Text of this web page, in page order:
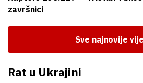
završnici
Sve najnovije
Rat u Ukrajini